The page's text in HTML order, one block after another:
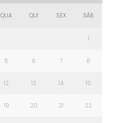
Seguinte
QUA QUI SEX SÁB
1
5 6 7 8
12 13 14 15
19 20 21 22